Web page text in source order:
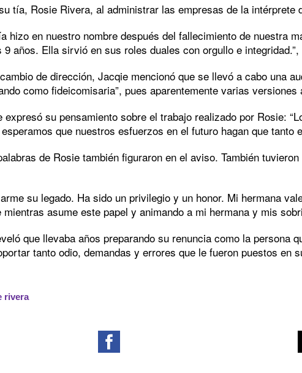
tía, Rosie Rivera, al administrar las empresas de la intérprete
hizo en nuestro nombre después del fallecimiento de nuestra
años. Ella sirvió en sus roles duales con orgullo e
de dirección, Jacqie mencionó que se llevó a cabo una
como fideicomisaria”, pues aparentemente varias
su pensamiento sobre el trabajo realizado por Rosie:
que nuestros esfuerzos en el futuro hagan que tanto
de Rosie también figuraron en el aviso. También
su legado. Ha sido un privilegio y un honor. Mi hermana
asume este papel y animando a mi hermana y mis
que llevaba años preparando su renuncia como la persona
tanto odio, demandas y errores que le fueron puestos en
rivera